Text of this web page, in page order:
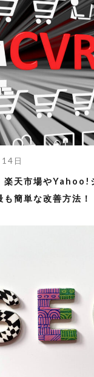
日
楽天市場やYahoo!
簡単な改善方法！